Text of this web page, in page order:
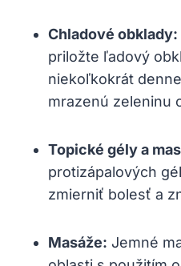
Chladové obklady:
priložte ľadový
niekoľkokrát
mrazenú zeleninu
Topické gély a
protizápalových
zmierniť bolesť a
Masáže: Jemné